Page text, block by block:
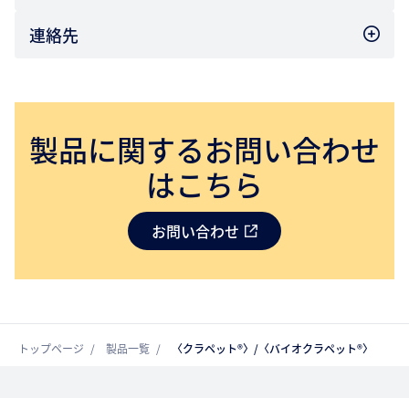
連絡先
製品に関するお問い合わせ
はこちら
お問い合わせ
トップページ 製品一覧 〈クラペット®〉/〈バイオクラペット®〉